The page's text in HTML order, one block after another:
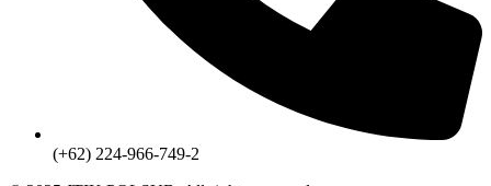
(+62) 224-966-749-2